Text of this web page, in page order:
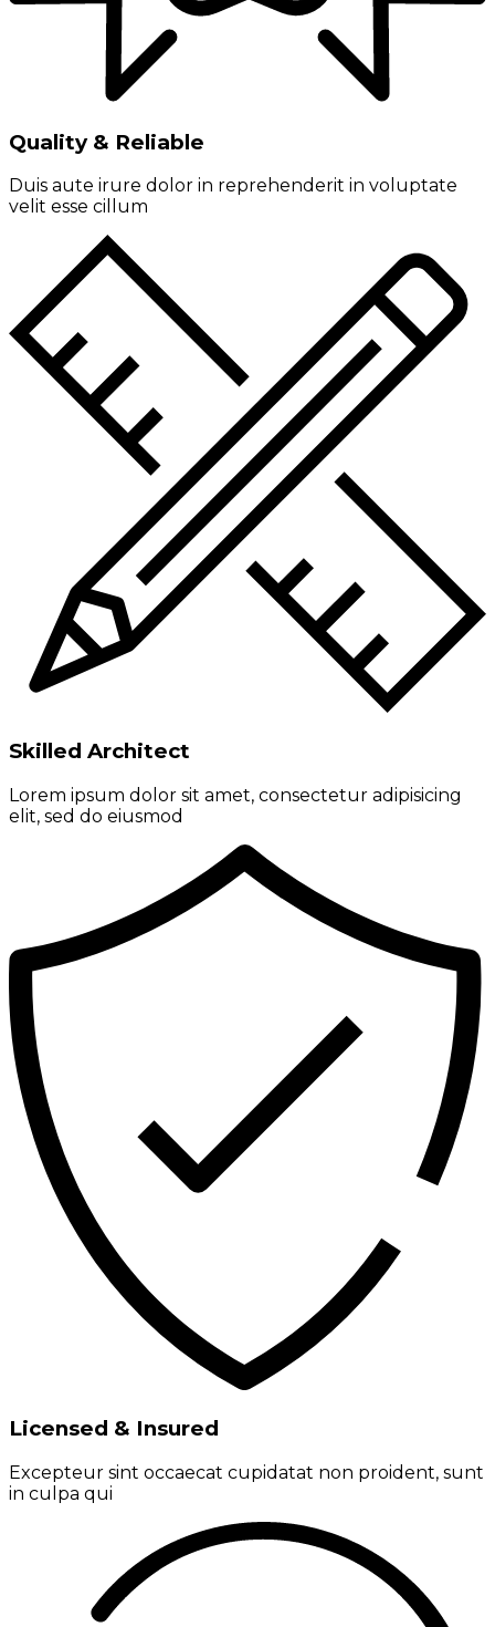
Quality & Reliable
Duis aute irure dolor in reprehenderit in voluptate
velit esse cillum
Skilled Architect
Lorem ipsum dolor sit amet, consectetur adipisicing
elit, sed do eiusmod
Licensed & Insured
Excepteur sint occaecat cupidatat non proident, sunt
in culpa qui